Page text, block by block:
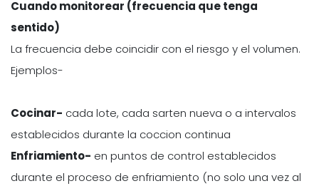
Cuando monitorear (frecuencia que tenga
sentido)
La frecuencia debe coincidir con el riesgo y el volumen.
Ejemplos-
Cocinar- cada lote, cada sarten nueva o a intervalos
establecidos durante la coccion continua
Enfriamiento- en puntos de control establecidos
durante el proceso de enfriamiento (no solo una vez al